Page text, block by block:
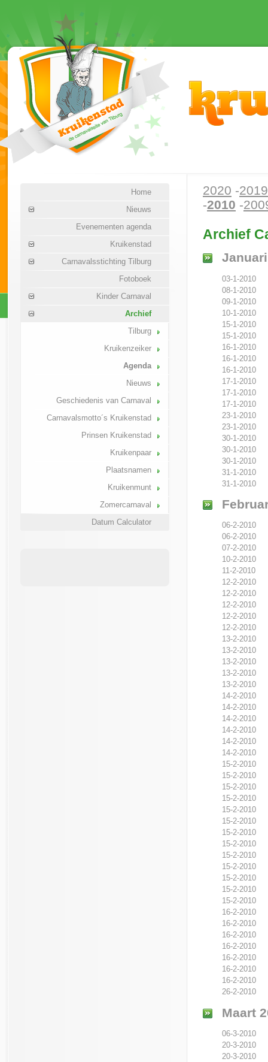
Home
Nieuws
Evenementen agenda
Kruikenstad
Carnavalsstichting Tilburg
Fotoboek
Kinder Carnaval
Archief
Tilburg
Kruikenzeiker
Agenda
Nieuws
Geschiedenis van Carnaval
Carnavalsmotto´s Kruikenstad
Prinsen Kruikenstad
Kruikenpaar
Plaatsnamen
Kruikenmunt
Zomercarnaval
Datum Calculator
2020 -2019
-2010 -
Archief
03-1-2010
08-1-2010
09-1-2010
10-1-2010
15-1-2010
15-1-2010
16-1-2010
16-1-2010
16-1-2010
17-1-2010
17-1-2010
17-1-2010
23-1-2010
23-1-2010
30-1-2010
30-1-2010
30-1-2010
31-1-2010
31-1-2010
06-2-2010
06-2-2010
07-2-2010
10-2-2010
11-2-2010
12-2-2010
12-2-2010
12-2-2010
12-2-2010
12-2-2010
13-2-2010
13-2-2010
13-2-2010
13-2-2010
13-2-2010
14-2-2010
14-2-2010
14-2-2010
14-2-2010
14-2-2010
14-2-2010
15-2-2010
15-2-2010
15-2-2010
15-2-2010
15-2-2010
15-2-2010
15-2-2010
15-2-2010
15-2-2010
15-2-2010
15-2-2010
15-2-2010
15-2-2010
16-2-2010
16-2-2010
16-2-2010
16-2-2010
16-2-2010
16-2-2010
16-2-2010
26-2-2010
Maart
06-3-2010
20-3-2010
20-3-2010